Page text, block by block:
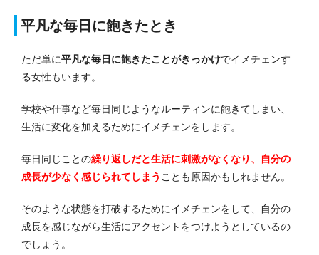
平凡な毎日に飽きたとき
ただ単に平凡な毎日に飽きたことがきっかけでイメチェンす
る女性もいます。
学校や仕事など毎日同じようなルーティンに飽きてしまい、
生活に変化を加えるためにイメチェンをします。
毎日同じことの繰り返しだと生活に刺激がなくなり、自分の
成長が少なく感じられてしまう ことも原因かもしれません。
そのような状態を打破するためにイメチェンをして、自分の
成長を感じながら生活にアクセントをつけようとしているの
でしょう。